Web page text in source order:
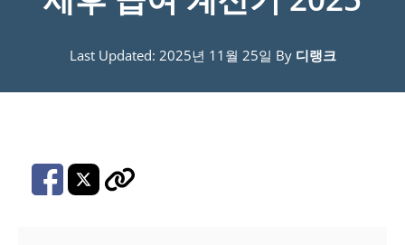
Last Updated: 2025년 11월 25일 By 디랭크